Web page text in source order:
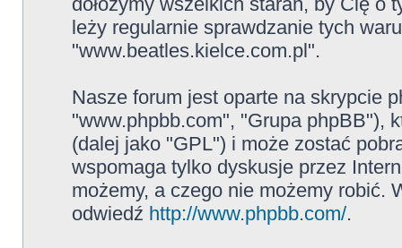
leży regularnie sprawdzanie tych
"www.beatles.kielce.com.pl".
Nasze forum jest oparte na skrypcie
"www.phpbb.com", "Grupa phpBB"),
(dalej jako "GPL") i może zostać
wspomaga tylko dyskusje przez
możemy, a czego nie możemy robić.
odwiedź http://www.phpbb.com/.